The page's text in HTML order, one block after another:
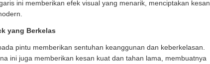
ini memberikan efek visual yang menarik, menciptakan kesan
yang Berkelas
pintu memberikan sentuhan keanggunan dan keberkelasan.
ini juga memberikan kesan kuat dan tahan lama, membuatnya